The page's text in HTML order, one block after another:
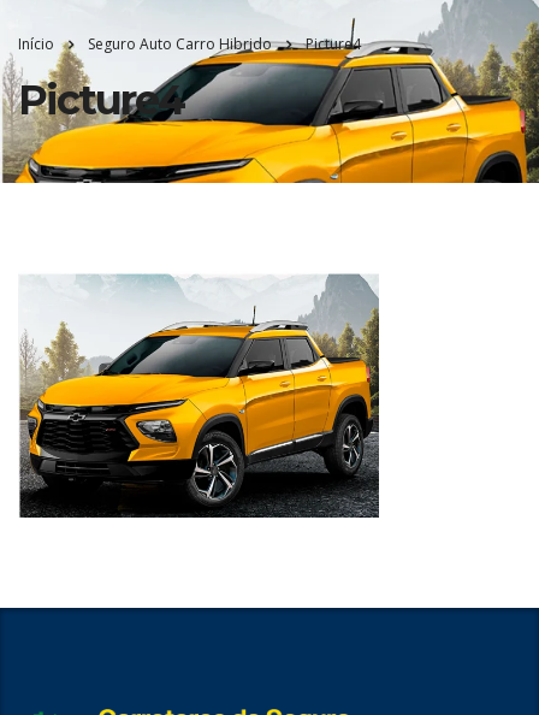
Início Seguro Auto Carro Hibrido Picture4
Picture4